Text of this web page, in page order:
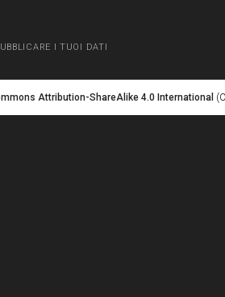
I TUOI DATI
Attribution-ShareAlike 4.0 International